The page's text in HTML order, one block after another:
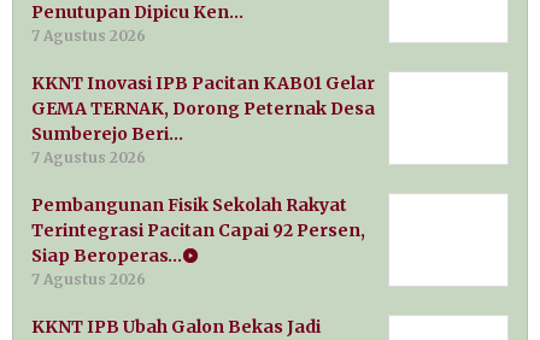
Penutupan Dipicu Ken…
7 Agustus 2026
KKNT Inovasi IPB Pacitan KAB01 Gelar
GEMA TERNAK, Dorong Peternak Desa
Sumberejo Beri…
7 Agustus 2026
Pembangunan Fisik Sekolah Rakyat
Terintegrasi Pacitan Capai 92 Persen,
Siap Beroperas…
7 Agustus 2026
KKNT IPB Ubah Galon Bekas Jadi